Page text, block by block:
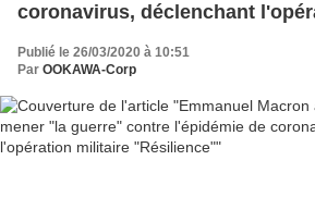
coronavirus, déclenchant
"Résilience"
Publié le 26/03/2020 à 10:51
Par OOKAWA-Corp